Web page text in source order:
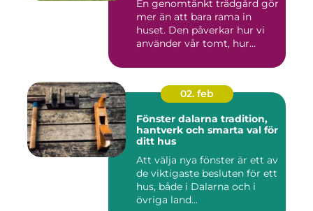
En genomtänkt trädgård gör
mer än att bara rama in
huset. Den påverkar hur vi
använder vår tomt, hur...
02. feb
Fönster dalarna tradition,
hantverk och smarta val för
ditt hus
Att välja nya fönster är ett av
de viktigaste besluten för ett
hus, både i Dalarna och i
övriga land...